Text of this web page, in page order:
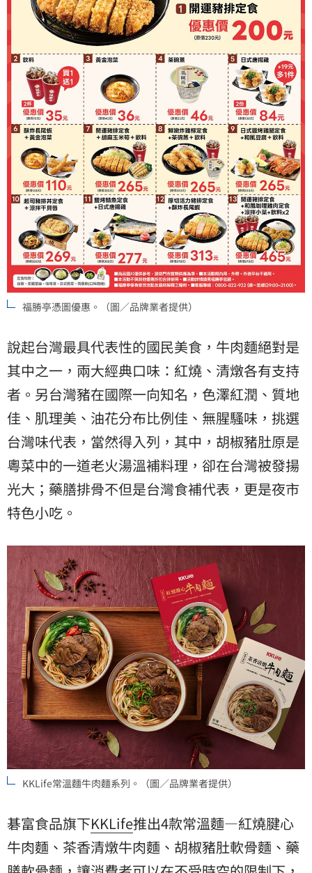
福勝亭憑圖優惠。（圖／品牌業者提供）
說起台灣最具代表性的國民美食，牛肉麵絕對是
其中之一，兩大經典口味：紅燒、清燉各有支持
者。另台灣豬在國際一向知名，色澤紅潤、質地
佳、肌理美、油花分布比例佳、無腥騷味，挑選
台灣味代表，當然得入列，其中，胡椒豬肚原是
粵菜中的一道老火湯溫補料理，卻在台灣被發揚
光大；藥膳排骨不但是台灣食補代表，更是夜市
特色小吃。
KKLife常溫麵牛肉麵系列。（圖／品牌業者提供）
碁富食品旗下KKLife推出4款常溫麵—紅燒腱心
牛肉麵、茶香清燉牛肉麵、胡椒豬肚軟骨麵、藥